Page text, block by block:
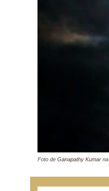
Foto de Ganapathy Kumar na